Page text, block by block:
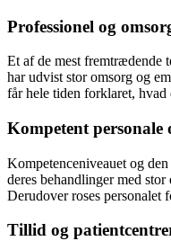
Professionel og
Et af de mest fremtrædende
har udvist stor omsorg og
får hele tiden forklaret, hvad
Kompetent personale
Kompetenceniveauet og
deres behandlinger med
Derudover roses
Tillid og